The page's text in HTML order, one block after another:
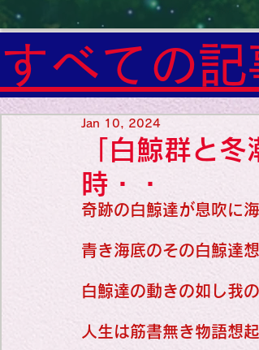
General Medicine
Diabetes
Heart
Neurology Specialist
Diabetes
World Wide Blog
Sensational Medicine
Synesthesia
Personal Religion
すべての記
Favorite
Favorite
Favorite
Favorite
「白鯨群と
時・・
Jan 10, 2024
奇跡の白鯨達が息吹に
青き海底のその白鯨達
白鯨達の動きの如し我
人生は筋書無き物語想